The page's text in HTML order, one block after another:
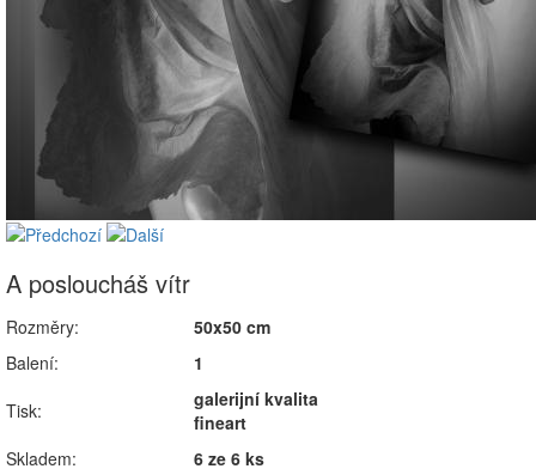
A posloucháš vítr
Rozměry:
50x50 cm
Balení:
1
Tisk:
galerijní kvalita
fineart
Skladem:
6 ze 6 ks